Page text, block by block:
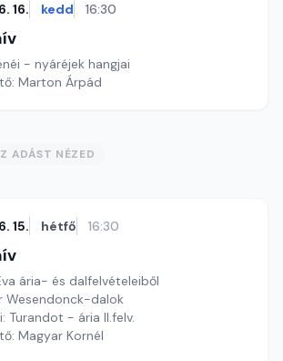
16. kedd 16:30
- nyáréjek hangjai
Marton Árpád
ADÁST NÉZED
15. hétfő 16:30
ária- és dalfelvételeiből
Wesendonck-dalok
Turandot - ária II.felv.
Magyar Kornél